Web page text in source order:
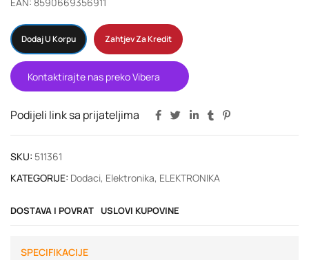
Dodaj U Korpu Zahtjev Za Kredit
Kontaktirajte nas preko Vibera
Podijeli link sa prijateljima
SKU: 511361
KATEGORIJE: Dodaci, Elektronika, ELEKTRONIKA
DOSTAVA I POVRAT USLOVI KUPOVINE
SPECIFIKACIJE